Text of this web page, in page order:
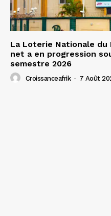
La Loterie Nationale
net a en progression
semestre 2026
Croissanceafrik - 7 Août